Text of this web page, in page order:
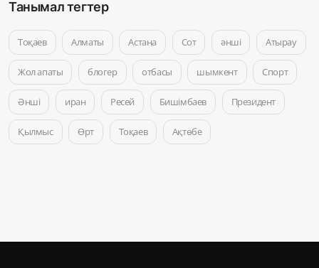
Танымал тегтер
Тоқаев Алматы Астана Сот әнші Атырау
Жол апаты блогер отбасы шымкент Спорт
Әнші иран Ресей Бишімбаев Президент
Қылмыс Өрт Тоқаев Ақтөбе